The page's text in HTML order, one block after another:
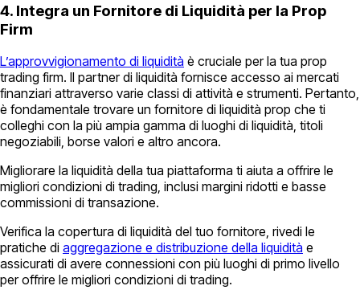
4. Integra un Fornitore di Liquidità per la Prop
Firm
L’approvvigionamento di liquidità è cruciale per la tua prop
trading firm. Il partner di liquidità fornisce accesso ai mercati
finanziari attraverso varie classi di attività e strumenti. Pertanto,
è fondamentale trovare un fornitore di liquidità prop che ti
colleghi con la più ampia gamma di luoghi di liquidità, titoli
negoziabili, borse valori e altro ancora.
Migliorare la liquidità della tua piattaforma ti aiuta a offrire le
migliori condizioni di trading, inclusi margini ridotti e basse
commissioni di transazione.
Verifica la copertura di liquidità del tuo fornitore, rivedi le
pratiche di aggregazione e distribuzione della liquidità e
assicurati di avere connessioni con più luoghi di primo livello
per offrire le migliori condizioni di trading.